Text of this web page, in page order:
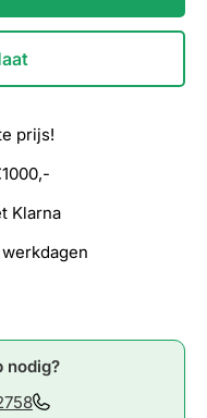
prijs!
Klarna
nodig?